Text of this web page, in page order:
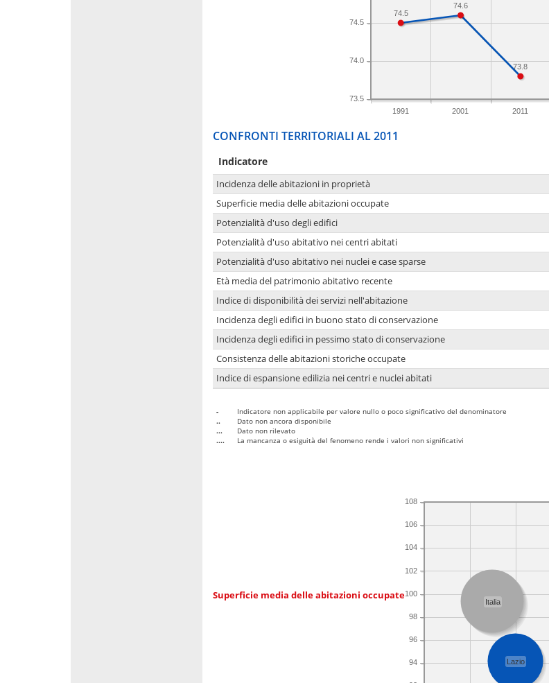
1991 2001 2011
73.5
74.0
74.5
73.8
74.6
74.5
CONFRONTI TERRITORIALI AL 2011
Indicatore
Incidenza delle abitazioni in proprietà
Superficie media delle abitazioni occupate
Potenzialità d'uso degli edifici
Potenzialità d'uso abitativo nei centri abitati
Potenzialità d'uso abitativo nei nuclei e case sparse
Età media del patrimonio abitativo recente
Indice di disponibilità dei servizi nell'abitazione
Incidenza degli edifici in buono stato di conservazione
Incidenza degli edifici in pessimo stato di conservazione
Consistenza delle abitazioni storiche occupate
Indice di espansione edilizia nei centri e nuclei abitati
-
Indicatore non applicabile per valore nullo o poco significativo del denominatore
..
Dato non ancora disponibile
...
Dato non rilevato
....
La mancanza o esiguità del fenomeno rende i valori non significativi
Superficie media delle abitazioni occupate
94
96
98
100
102
104
106
108
Italia
Lazio